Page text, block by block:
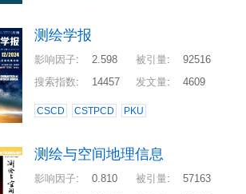
测绘学报
影响因子: 2.598 被引量:
92516
搜索指数: 14457 发文量: 4609
CSCD CSTPCD PKU
测绘与空间地理信息
影响因子: 0.810 被引量:
57163